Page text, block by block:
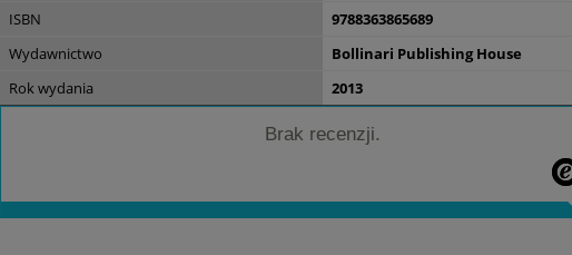
ISBN
9788363865689
Wydawnictwo
Bollinari Publishing House
Rok wydania
2013
Brak recenzji.
34,00 zł
do koszyka